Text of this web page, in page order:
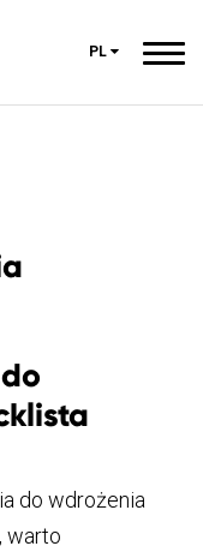
PL
do wdrożenia
warto